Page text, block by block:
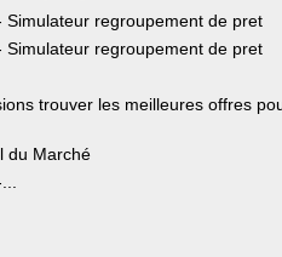
regroupement de pret
regroupement de pret
trouver les meilleures offres
du Marché